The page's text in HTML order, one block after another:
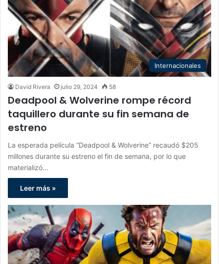
Internacionales
David Rivera julio 29, 2024 58
Deadpool & Wolverine rompe récord
taquillero durante su fin semana de
estreno
La esperada película “Deadpool & Wolverine” recaudó $205
millones durante su estreno el fin de semana, por lo que
materializó…
Leer más »